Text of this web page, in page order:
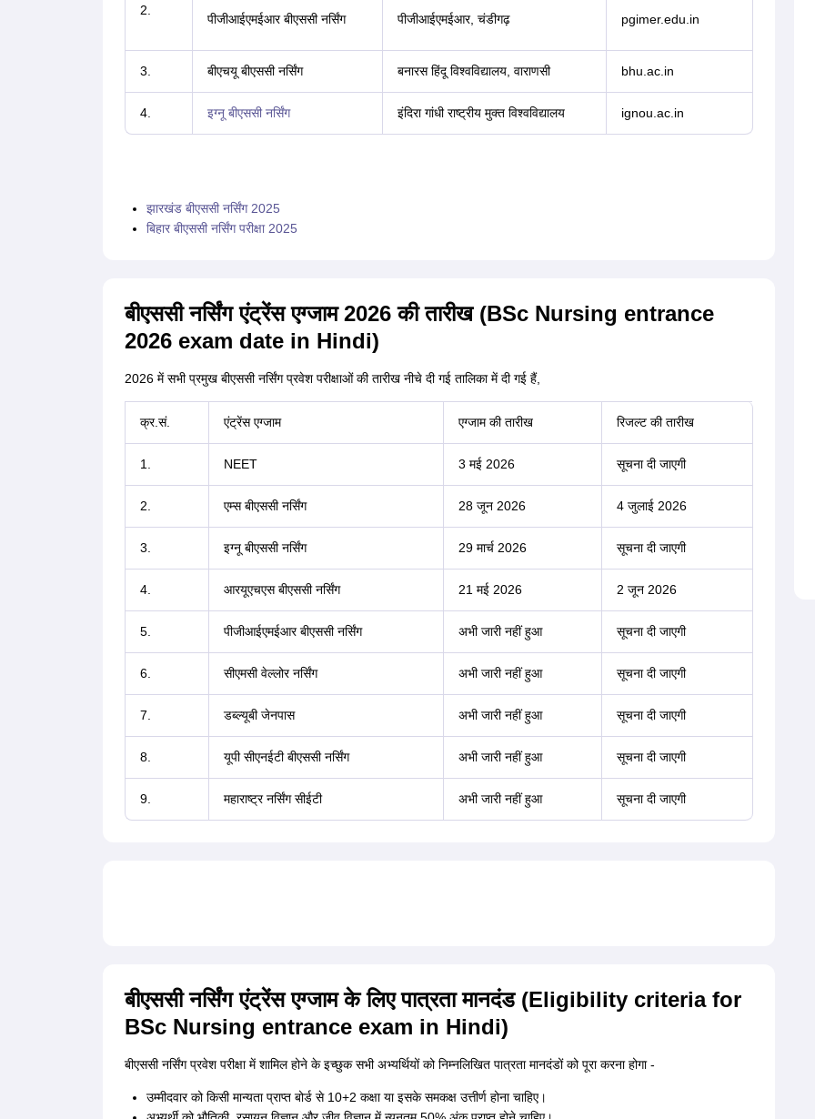
2.
पीजीआईएमईआर बीएससी नर्सिंग पीजीआईएमईआर, चंडीगढ़ pgimer.edu.in
3. बीएचयू बीएससी नर्सिंग बनारस हिंदू विश्वविद्यालय, वाराणसी bhu.ac.in
4. इग्नू बीएससी नर्सिंग इंदिरा गांधी राष्ट्रीय मुक्त विश्वविद्यालय ignou.ac.in
झारखंड बीएससी नर्सिंग 2025
बिहार बीएससी नर्सिंग परीक्षा 2025
बीएससी नर्सिंग एंट्रेंस एग्जाम 2026 की तारीख (BSc Nursing entrance
2026 exam date in Hindi)
2026 में सभी प्रमुख बीएससी नर्सिंग प्रवेश परीक्षाओं की तारीख नीचे दी गई तालिका में दी गई हैं,
क्र.सं. एंट्रेंस एग्जाम एग्जाम की तारीख रिजल्ट की तारीख
1. NEET 3 मई 2026 सूचना दी जाएगी
2. एम्स बीएससी नर्सिंग 28 जून 2026 4 जुलाई 2026
3. इग्नू बीएससी नर्सिंग 29 मार्च 2026 सूचना दी जाएगी
4. आरयूएचएस बीएससी नर्सिंग 21 मई 2026 2 जून 2026
5. पीजीआईएमईआर बीएससी नर्सिंग अभी जारी नहीं हुआ सूचना दी जाएगी
6. सीएमसी वेल्लोर नर्सिंग अभी जारी नहीं हुआ सूचना दी जाएगी
7. डब्ल्यूबी जेनपास अभी जारी नहीं हुआ सूचना दी जाएगी
8. यूपी सीएनईटी बीएससी नर्सिंग अभी जारी नहीं हुआ सूचना दी जाएगी
9. महाराष्ट्र नर्सिंग सीईटी अभी जारी नहीं हुआ सूचना दी जाएगी
बीएससी नर्सिंग एंट्रेंस एग्जाम के लिए पात्रता मानदंड (Eligibility criteria for
BSc Nursing entrance exam in Hindi)
बीएससी नर्सिंग प्रवेश परीक्षा में शामिल होने के इच्छुक सभी अभ्यर्थियों को निम्नलिखित पात्रता मानदंडों को पूरा करना होगा -
उम्मीदवार को किसी मान्यता प्राप्त बोर्ड से 10+2 कक्षा या इसके समकक्ष उत्तीर्ण होना चाहिए।